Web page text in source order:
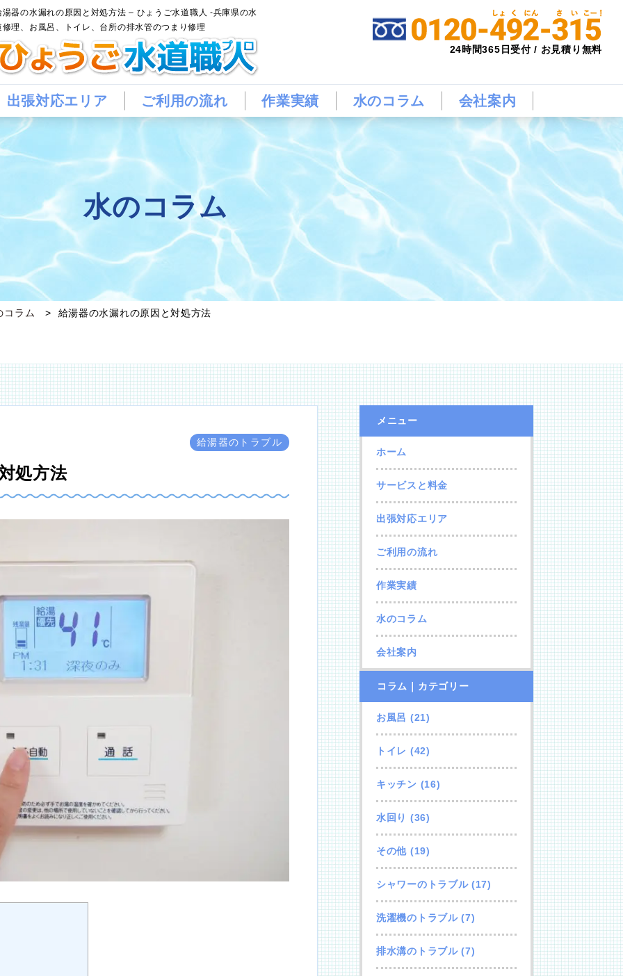
湯器の水漏れの原因と対処方法 – ひょうご水道職人 -兵庫県の水
修理、お風呂、トイレ、台所の排水管のつまり修理
24時間365日受付 / お見積り無料
出張対応エリア ご利用の流れ 作業実績 水のコラム 会社案内
水のコラム
コラム 給湯器の水漏れの原因と対処方法
給湯器のトラブル
処方法
メニュー
ホーム
サービスと料金
出張対応エリア
ご利用の流れ
作業実績
水のコラム
会社案内
コラム｜カテゴリー
お風呂 (21)
トイレ (42)
キッチン (16)
水回り (36)
その他 (19)
シャワーのトラブル(17)
洗濯機のトラブル(7)
排水溝のトラブル(7)